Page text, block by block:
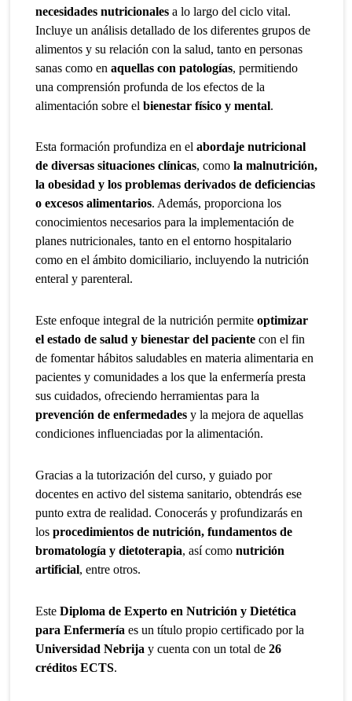
necesidades nutricionales a lo largo del ciclo vital.
Incluye un análisis detallado de los diferentes grupos de
alimentos y su relación con la salud, tanto en personas
sanas como enaquellas con patologías, permitiendo
una comprensión profunda de los efectos de la
alimentación sobre elbienestar físico y mental.
Esta formación profundiza en elabordaje nutricional
de diversas situaciones clínicas, comola malnutrición,
la obesidad y los problemas derivados de deficiencias
o excesos alimentarios. Además, proporciona los
conocimientos necesarios para la implementación de
planes nutricionales, tanto en el entorno hospitalario
como en el ámbito domiciliario, incluyendo la nutrición
enteral y parenteral.
Este enfoque integral de la nutrición permiteoptimizar
el estado de salud y bienestar del paciente con el fin
de fomentar hábitos saludables en materia alimentaria en
pacientes y comunidades a los que la enfermería presta
sus cuidados, ofreciendo herramientas para la
prevención de enfermedades y la mejora de aquellas
condiciones influenciadas por la alimentación.
Gracias a la tutorización del curso, y guiado por
docentes en activo del sistema sanitario, obtendrás ese
punto extra de realidad. Conocerás y profundizarás en
losprocedimientos de nutrición, fundamentos de
bromatología y dietoterapia, así comonutrición
artificial, entre otros.
EsteDiploma de Experto en Nutrición y Dietética
para Enfermería es un título propio certificado por la
Universidad Nebrija y cuenta con un total de26
créditos ECTS.